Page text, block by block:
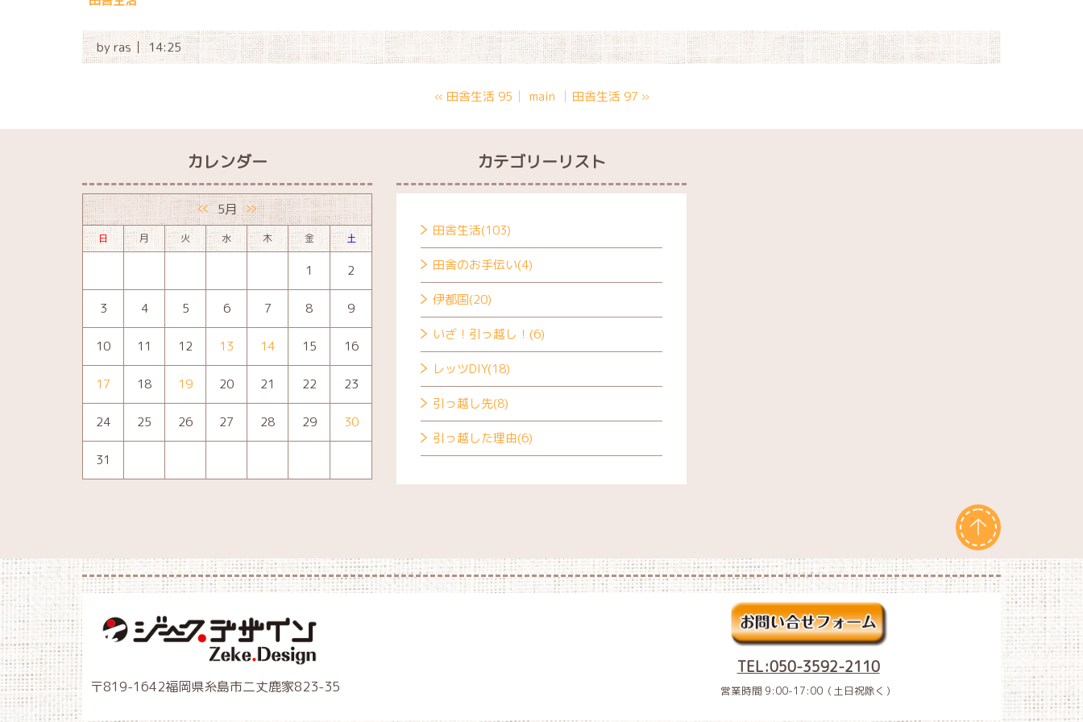
byras 14:25
« 田舎生活 95 main 田舎生活 97 »
カレンダー
« 5月 »
日 月 火 水 木 金 土
1 2
3 4 5 6 7 8 9
10 11 12 13 14 15 16
17 18 19 20 21 22 23
24 25 26 27 28 29 30
31
カテゴリーリスト
田舎生活(103)
田舎のお手伝い(4)
伊都国(20)
いざ！引っ越し！(6)
レッツDIY(18)
引っ越し先(8)
引っ越した理由(6)
〒819-1642福岡県糸島市二丈鹿家823-35
TEL:050-3592-2110
営業時間 9:00-17:00（土日祝除く）